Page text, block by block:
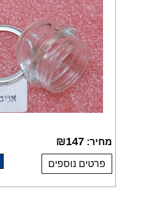
מחיר: ₪147
פרטים נוספים